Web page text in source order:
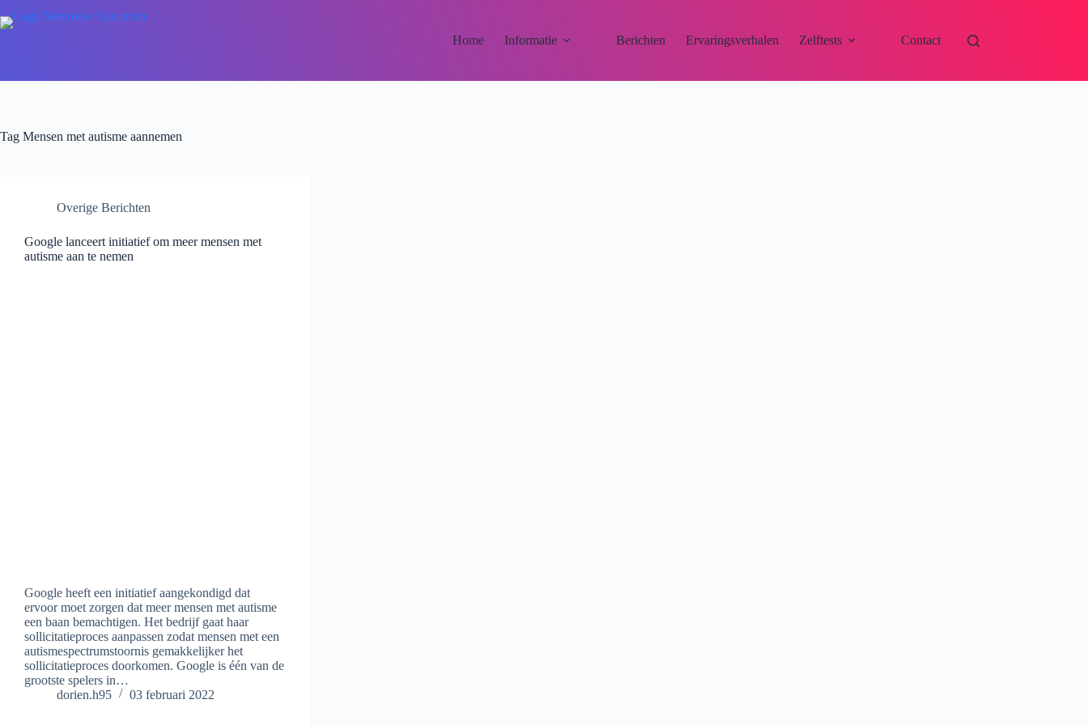
Home Informatie Berichten Ervaringsverhalen Zelftests Contact
Tag Mensen met autisme aannemen
Overige Berichten
Google lanceert initiatief om meer mensen met
autisme aan te nemen
Google heeft een initiatief aangekondigd dat
ervoor moet zorgen dat meer mensen met autisme
een baan bemachtigen. Het bedrijf gaat haar
sollicitatieproces aanpassen zodat mensen met een
autismespectrumstoornis gemakkelijker het
sollicitatieproces doorkomen. Google is één van de
grootste spelers in…
dorien.h95
03 februari 2022